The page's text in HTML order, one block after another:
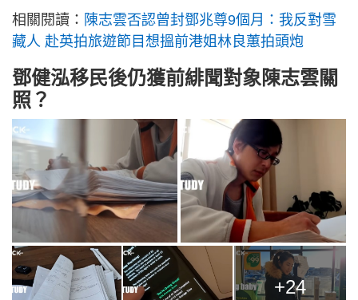
相關閱讀： 陳志雲否認曾封鄧兆尊9個月：我反對雪
藏人 赴英拍旅遊節目想搵前港姐林良蕙拍頭炮
鄧健泓移民後仍獲前緋聞對象陳志雲關
照？
+24